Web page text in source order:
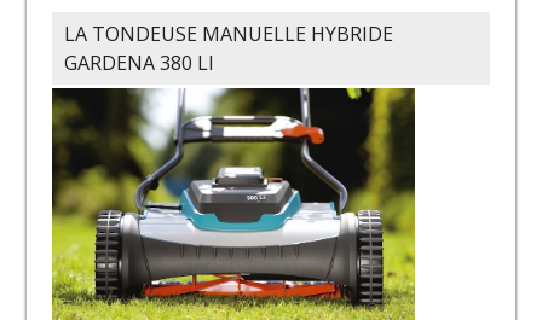
LA TONDEUSE MANUELLE HYBRIDE
GARDENA 380 LI